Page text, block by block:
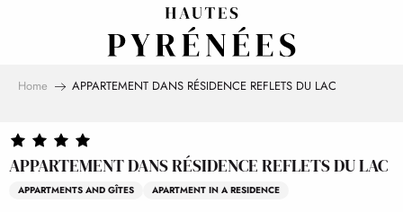
Home APPARTEMENT DANS RÉSIDENCE REFLETS DU LAC
APPARTEMENT DANS RÉSIDENCE REFLETS DU LAC
APPARTMENTS AND GÎTES APARTMENT IN A RESIDENCE